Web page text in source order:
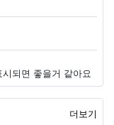
되면 좋을거 같아요
더보기